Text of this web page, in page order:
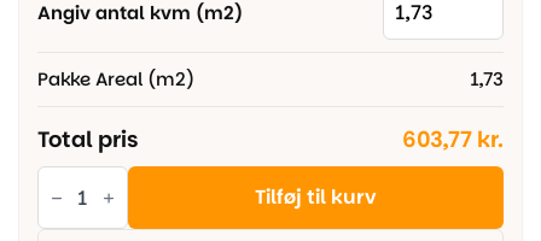
Angiv antal kvm (m2)
Pakke Areal (m2) 1,73
Total pris 603,77 kr.
Ege
Planum
Silence
Tilføj til kurv